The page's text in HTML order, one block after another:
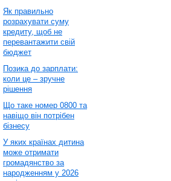
Як правильно
розрахувати суму
кредиту, щоб не
перевантажити свій
бюджет
Позика до зарплати:
коли це – зручне
рішення
Що таке номер 0800 та
навіщо він потрібен
бізнесу
У яких країнах дитина
може отримати
громадянство за
народженням у 2026